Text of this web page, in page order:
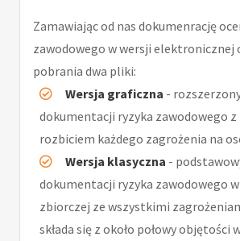
Zamawiając od nas dokumenrację
zawodowego w wersji elektronicznej
pobrania dwa pliki:
Wersja graficzna -
dokumentacji ryzyka zawodowego
rozbiciem każdego zagrożenia na
Wersja klasyczna -
dokumentacji ryzyka zawodowego
zbiorczej ze wszystkimi
składa się z około połowy objętości